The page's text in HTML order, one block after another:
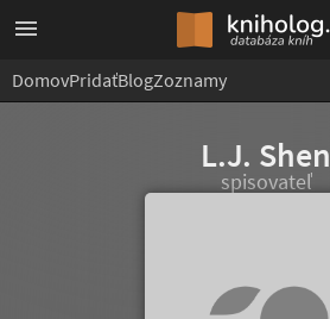
DomovPridaťBlogZoznamy
L.J. Shen
spisovateľ